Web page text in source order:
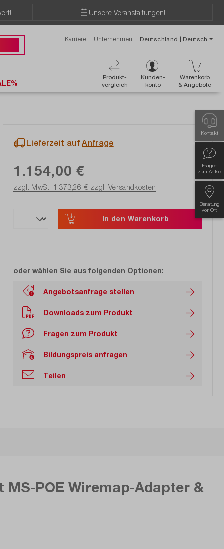
Unsere Veranstaltungen!
Karriere Unternehmen Deutschland | Deutsch
Produkt-
vergleich
Kunden-
konto
Warenkorb
& Angebote
Kontakt
Fragen
zum Artikel
Beratung
vor Ort
Lieferzeit aufAnfrage
1.154,00 €
zzgl. MwSt. 1.373,26 € zzgl. Versandkosten
In den Warenkorb
oder wählen Sie aus folgenden Optionen:
Angebotsanfrage stellen
Downloads zum Produkt
Fragen zum Produkt
Bildungspreis anfragen
Teilen
MS-POE Wiremap-Adapter &